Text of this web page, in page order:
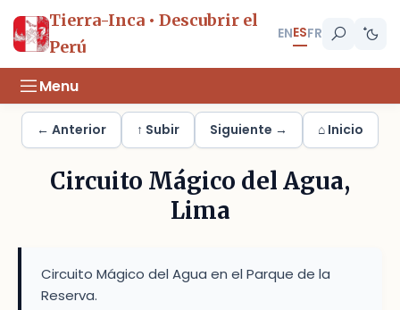
Tierra-Inca • Descubrir el
Perú
ENESFR
Menu
← Anterior ↑ Subir Siguiente → ⌂ Inicio
Circuito Mágico del Agua,
Lima
Circuito Mágico del Agua en el Parque de la
Reserva.